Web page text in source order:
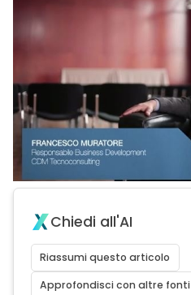
Chiedi all'AI
Riassumi questo articolo
Approfondisci con altre fonti